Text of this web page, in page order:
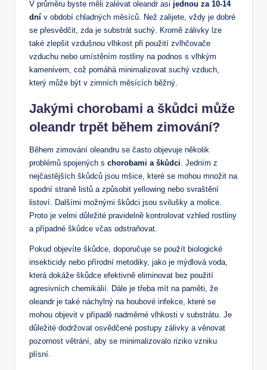
V ⁤průměru byste měli zalévat oleandr⁢ asi jednou za 10-14‌
dní ‌v ⁣období ⁢chladných měsíců. Než zalijete, vždy je dobré
se⁢ přesvědčit,‍ zda je substrát suchý. Kromě‌ zálivky lze
také zlepšit vzdušnou vlhkost⁢ při použití zvlhčovače‌
vzduchu nebo umístěním ‌rostliny na podnos s vlhkým
kamenivem, což‌ pomáhá​ minimalizovat ⁣suchý ⁣vzduch,
který může ⁣být ⁢v zimních⁢ měsících⁤ běžný.
Jakými chorobami a škůdci může
oleandr trpět během zimování?
Během zimování oleandru⁣ se často ‍objevuje několik
problémů spojených s chorobami ⁣a‍ škůdci . Jedním​ z⁣
nejčastějších škůdců jsou mšice, které⁤ se mohou množit⁤ na
spodní ⁢straně‍ listů a způsobit yellowing ⁤nebo svraštění​
listoví. ⁤Dalšími možnými škůdci jsou svilušky a⁢ molice.
Proto ​je ​velmi důležité⁣ pravidelně ‌kontrolovat vzhled rostliny
a případné⁢ škůdce včas odstraňovat.
Pokud objevíte ⁤škůdce,​ doporučuje se použít biologické
‌insekticidy⁣ nebo přírodní metodiky, jako je ​mýdlová ⁢voda,
která dokáže škůdce efektivně‍ eliminovat bez použití
agresivních chemikálií. ⁣Dále‍ je třeba mít na paměti, že
oleandr je také‌ náchylný‍ na houbové infekce, které‌ se
mohou ⁤objevit v případě ‍nadměrné vlhkosti v ⁤substrátu. ​Je⁤
důležité ‍dodržovat​ osvědčené⁤ postupy zálivky⁤ a věnovat⁣
pozornost větrání, aby⁤ se minimalizovalo riziko vzniku
plísní.